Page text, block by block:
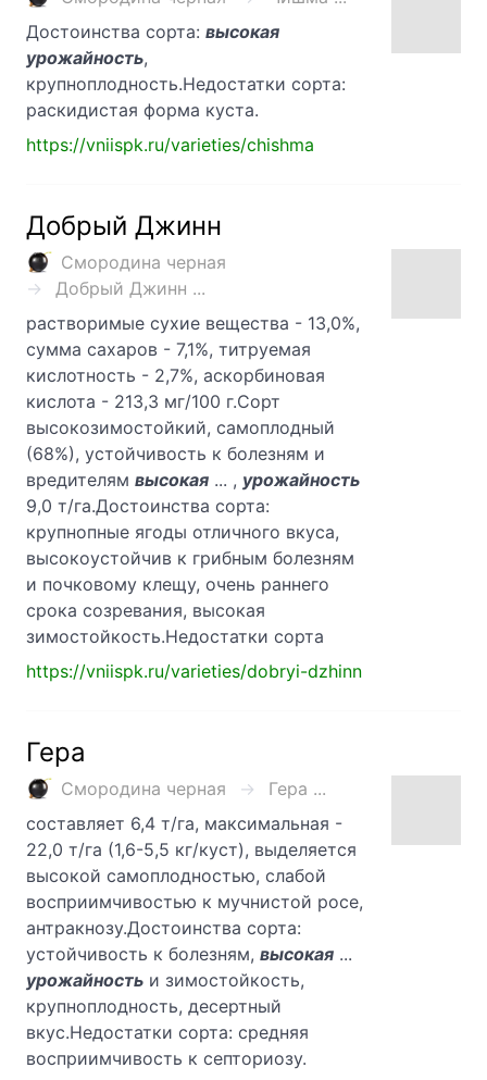
Достоинства сорта: высокая
урожайность,
крупноплодность.Недостатки сорта:
раскидистая форма куста.
https://vniispk.ru/varieties/chishma
Добрый Джинн
Смородина черная
Добрый Джинн ...
растворимые сухие вещества - 13,0%,
сумма сахаров - 7,1%, титруемая
кислотность - 2,7%, аскорбиновая
кислота - 213,3 мг/100 г.Сорт
высокозимостойкий, самоплодный
(68%), устойчивость к болезням и
вредителям высокая ... , урожайность
9,0 т/га.Достоинства сорта:
крупнопные ягоды отличного вкуса,
высокоустойчив к грибным болезням
и почковому клещу, очень раннего
срока созревания, высокая
зимостойкость.Недостатки сорта
https://vniispk.ru/varieties/dobryi-dzhinn
Гера
Смородина черная
Гера ...
составляет 6,4 т/га, максимальная -
22,0 т/га (1,6-5,5 кг/куст), выделяется
высокой самоплодностью, слабой
восприимчивостью к мучнистой росе,
антракнозу.Достоинства сорта:
устойчивость к болезням, высокая ...
урожайность и зимостойкость,
крупноплодность, десертный
вкус.Недостатки сорта: средняя
восприимчивость к септориозу.